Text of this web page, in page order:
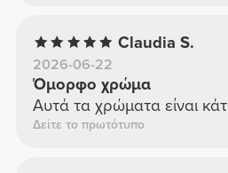
Claudia S.
2026-06-22
Όμορφο χρώμα
Αυτά τα χρώματα είναι
Δείτε το πρωτότυπο